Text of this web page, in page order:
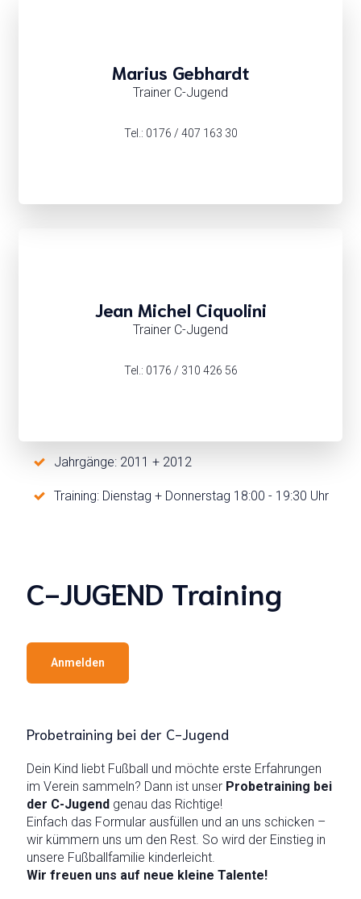
Marius Gebhardt
Trainer C-Jugend
Tel.: 0176 / 407 163 30
Jean Michel Ciquolini
Trainer C-Jugend
Tel.: 0176 / 310 426 56
Jahrgänge: 2011 + 2012
Training: Dienstag + Donnerstag 18:00 - 19:30 Uhr
C-JUGEND Training
Anmelden
Probetraining bei der C-Jugend
Dein Kind liebt Fußball und möchte erste Erfahrungen
im Verein sammeln? Dann ist unser Probetraining bei
der C-Jugend genau das Richtige!
Einfach das Formular ausfüllen und an uns schicken –
wir kümmern uns um den Rest. So wird der Einstieg in
unsere Fußballfamilie kinderleicht.
Wir freuen uns auf neue kleine Talente!